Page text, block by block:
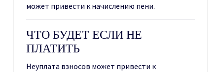
может привести к начислению пени.
ЧТО БУДЕТ ЕСЛИ НЕ
ПЛАТИТЬ
Неуплата взносов может привести к